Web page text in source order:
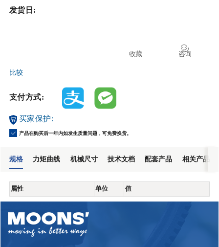
发货日:
咨询
收藏
比较
支付方式:
买家保护:
产品在购买后一年内如发生质量问题，可免费换货。
规格 力矩曲线 机械尺寸 技术文档 配套产品 相关产品
属性 单位 值